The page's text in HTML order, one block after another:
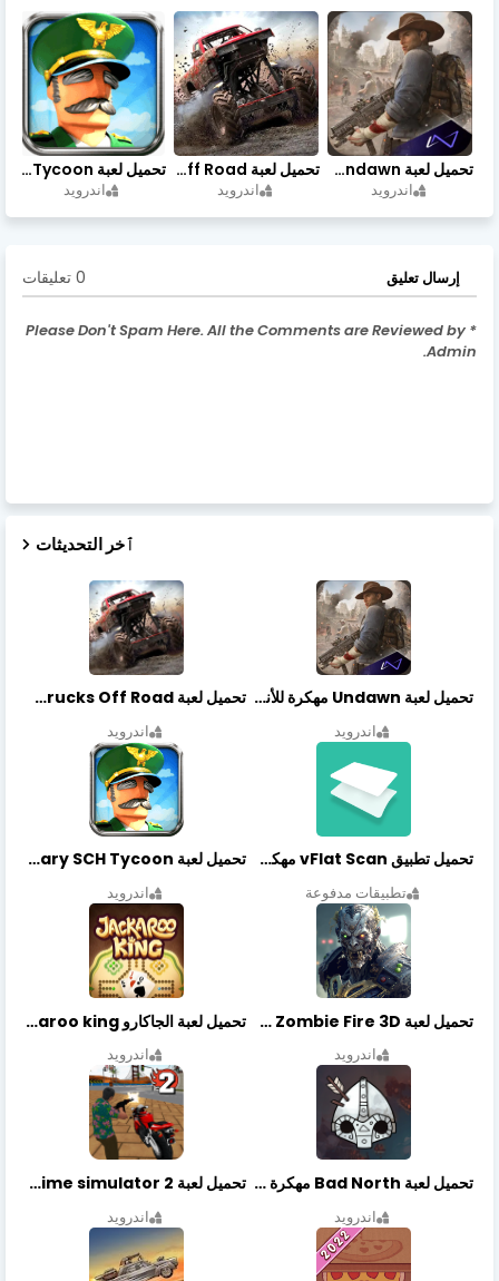
تحميل لعبة Undawn مهكرة للأندرويد أخر إصدار | تحميل مباشر + موارد غير محدودة
اندرويد
تحميل لعبة Trucks Off Road مهكرة اخر اصدار
اندرويد
تحميل لعبة Idle Military SCH Tycoon مهكرة آخر إصدار
اندرويد
إرسال تعليق 0 تعليقات
* Please Don't Spam Here. All the Comments are Reviewed by
Admin.
ٱخر التحديثات
تحميل لعبة Undawn مهكرة للأندرويد أخر إصدار | تحميل مباشر + موارد غير محدودة
اندرويد
تحميل لعبة Trucks Off Road مهكرة اخر اصدار
اندرويد
تحميل تطبيق vFlat Scan مهكر آخر إصدار
تطبيقات مدفوعة
تحميل لعبة Idle Military SCH Tycoon مهكرة آخر إصدار
اندرويد
تحميل لعبة Zombie Fire 3D مهكرة آخر إصدار
اندرويد
تحميل لعبة الجاكارو jackaroo king آخر إصدار
اندرويد
تحميل لعبة Bad North مهكرة آخر إصدار
اندرويد
تحميل لعبة Vegas crime simulator 2 مهكرة اخر اصدار
اندرويد